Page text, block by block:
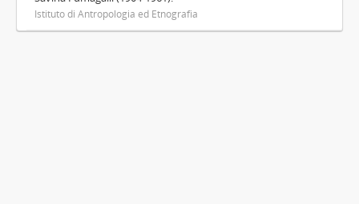
Istituto di Antropologia ed Etnografia